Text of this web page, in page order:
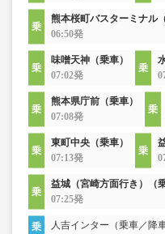
熊本桜町バスターミナル
06:50発
味噌天神（乗車）
07:02発
熊本県庁前（乗車）
07:08発
東町中央（乗車）
07:13発
益城（宮崎方面行き）（乗
07:25発
人吉インター（乗車／降車